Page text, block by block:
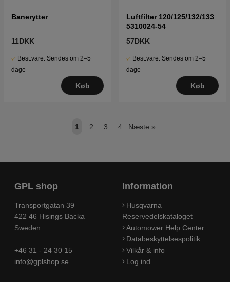
Banerytter
11DKK
Best.vare. Sendes om 2–5
dage
Køb
Luftfilter 120/125/132/133
5310024-54
57DKK
Best.vare. Sendes om 2–5
dage
Køb
1 2 3 4 Næste »
GPL shop
Transportgatan 39
422 46 Hisings Backa
Sweden
+46 31 - 24 30 15
info@gplshop.se
Information
Husqvarna
Reservedelskataloget
Automower Help Center
Databeskyttelsespolitik
Vilkår & info
Log ind